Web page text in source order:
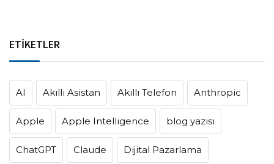
ETİKETLER
AI Akıllı Asistan Akıllı Telefon Anthropic
Apple Apple Intelligence blog yazısı
ChatGPT Claude Dijital Pazarlama